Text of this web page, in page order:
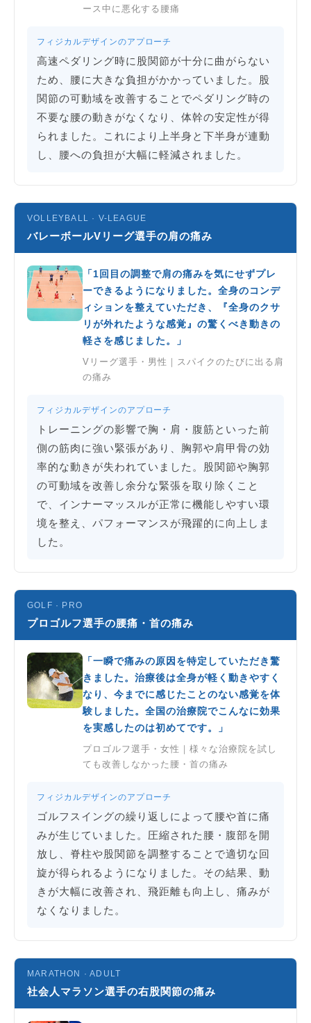
ース中に悪化する腰痛
フィジカルデザインのアプローチ
高速ペダリング時に股関節が十分に曲がらない
ため、腰に大きな負担がかかっていました。股
関節の可動域を改善することでペダリング時の
不要な腰の動きがなくなり、体幹の安定性が得
られました。これにより上半身と下半身が連動
し、腰への負担が大幅に軽減されました。
VOLLEYBALL · V-LEAGUE
バレーボールVリーグ選手の肩の痛み
「1回目の調整で肩の痛みを気にせずプレ
ーできるようになりました。全身のコンデ
ィションを整えていただき、『全身のクサ
リが外れたような感覚』の驚くべき動きの
軽さを感じました。」
Vリーグ選手・男性｜スパイクのたびに出る肩
の痛み
フィジカルデザインのアプローチ
トレーニングの影響で胸・肩・腹筋といった前
側の筋肉に強い緊張があり、胸郭や肩甲骨の効
率的な動きが失われていました。股関節や胸郭
の可動域を改善し余分な緊張を取り除くこと
で、インナーマッスルが正常に機能しやすい環
境を整え、パフォーマンスが飛躍的に向上しま
した。
GOLF · PRO
プロゴルフ選手の腰痛・首の痛み
「一瞬で痛みの原因を特定していただき驚
きました。治療後は全身が軽く動きやすく
なり、今までに感じたことのない感覚を体
験しました。全国の治療院でこんなに効果
を実感したのは初めてです。」
プロゴルフ選手・女性｜様々な治療院を試し
ても改善しなかった腰・首の痛み
フィジカルデザインのアプローチ
ゴルフスイングの繰り返しによって腰や首に痛
みが生じていました。圧縮された腰・腹部を開
放し、脊柱や股関節を調整することで適切な回
旋が得られるようになりました。その結果、動
きが大幅に改善され、飛距離も向上し、痛みが
なくなりました。
MARATHON · ADULT
社会人マラソン選手の右股関節の痛み